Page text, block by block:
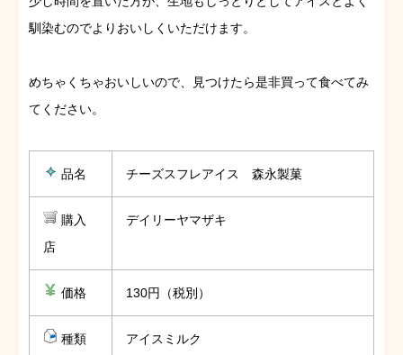
馴染むのでよりおいしくいただけます。
めちゃくちゃおいしいので、見つけたら是非買って食べてみ
てください。
品名 チーズスフレアイス 森永製菓
購入
店
デイリーヤマザキ
価格 130円（税別）
種類
アイスミルク